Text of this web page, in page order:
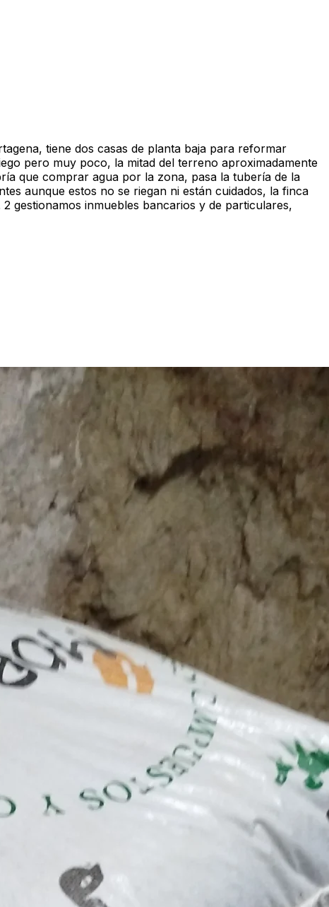
tiene dos casas de planta baja para reformar
pero muy poco, la mitad del terreno aproximadamente
que comprar agua por la zona, pasa la tubería de la
aunque estos no se riegan ni están cuidados, la finca
gestionamos inmuebles bancarios y de particulares,